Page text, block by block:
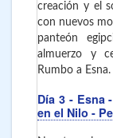
creación y el
con nuevos
panteón
almuerzo y
Rumbo a Esna.
Día 3 - Esna
en el Nilo -